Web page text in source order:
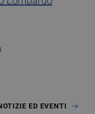
ED EVENTI